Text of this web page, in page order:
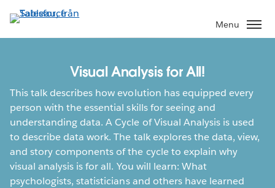
vidare
till
Menu
Visual Analysis for All!
This talk describes how evolution has equipped every
person with the essential skills for seeing and
understanding data. A Cycle of Visual Analysis is used
to describe data work. The talk explores the data, view,
and story components of the cycle to explain why
visual analysis is for all. You will learn: What
psychologists, statisticians and others have learned